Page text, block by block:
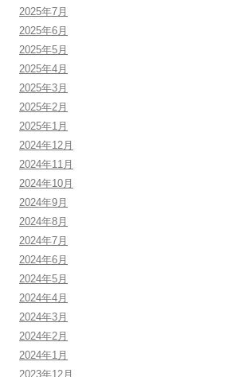
2025年7月
2025年6月
2025年5月
2025年4月
2025年3月
2025年2月
2025年1月
2024年12月
2024年11月
2024年10月
2024年9月
2024年8月
2024年7月
2024年6月
2024年5月
2024年4月
2024年3月
2024年2月
2024年1月
2023年12月